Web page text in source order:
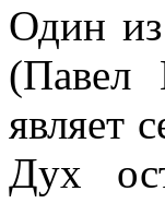
Один
(Павел
являет
Дух